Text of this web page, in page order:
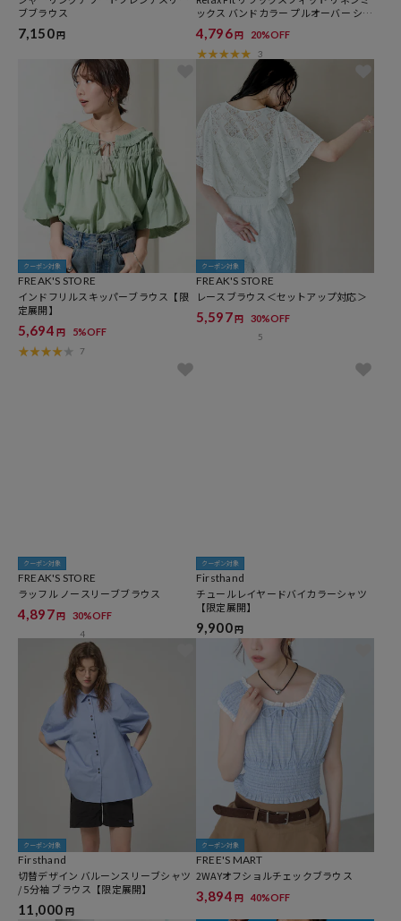
ブブラウス
7,150 円
ックス バンドカラー プルオーバー シャ
ツ 【限定展開】
4,796 円 20%OFF
3
クーポン対象
FREAK'S STORE
インドフリルスキッパーブラウス【限
定展開】
5,694 円 5%OFF
7
クーポン対象
FREAK'S STORE
レースブラウス＜セットアップ対応＞
5,597円 30%OFF
5
クーポン対象
FREAK'S STORE
ラッフル ノースリーブブラウス
4,897円 30%OFF
4
クーポン対象
Firsthand
チュールレイヤードバイカラーシャツ
【限定展開】
9,900円
クーポン対象
Firsthand
切替デザイン バルーンスリーブシャツ
/ 5分袖 ブラウス【限定展開】
11,000 円
クーポン対象
FREE'S MART
2WAYオフショルチェックブラウス
3,894 円 40%OFF